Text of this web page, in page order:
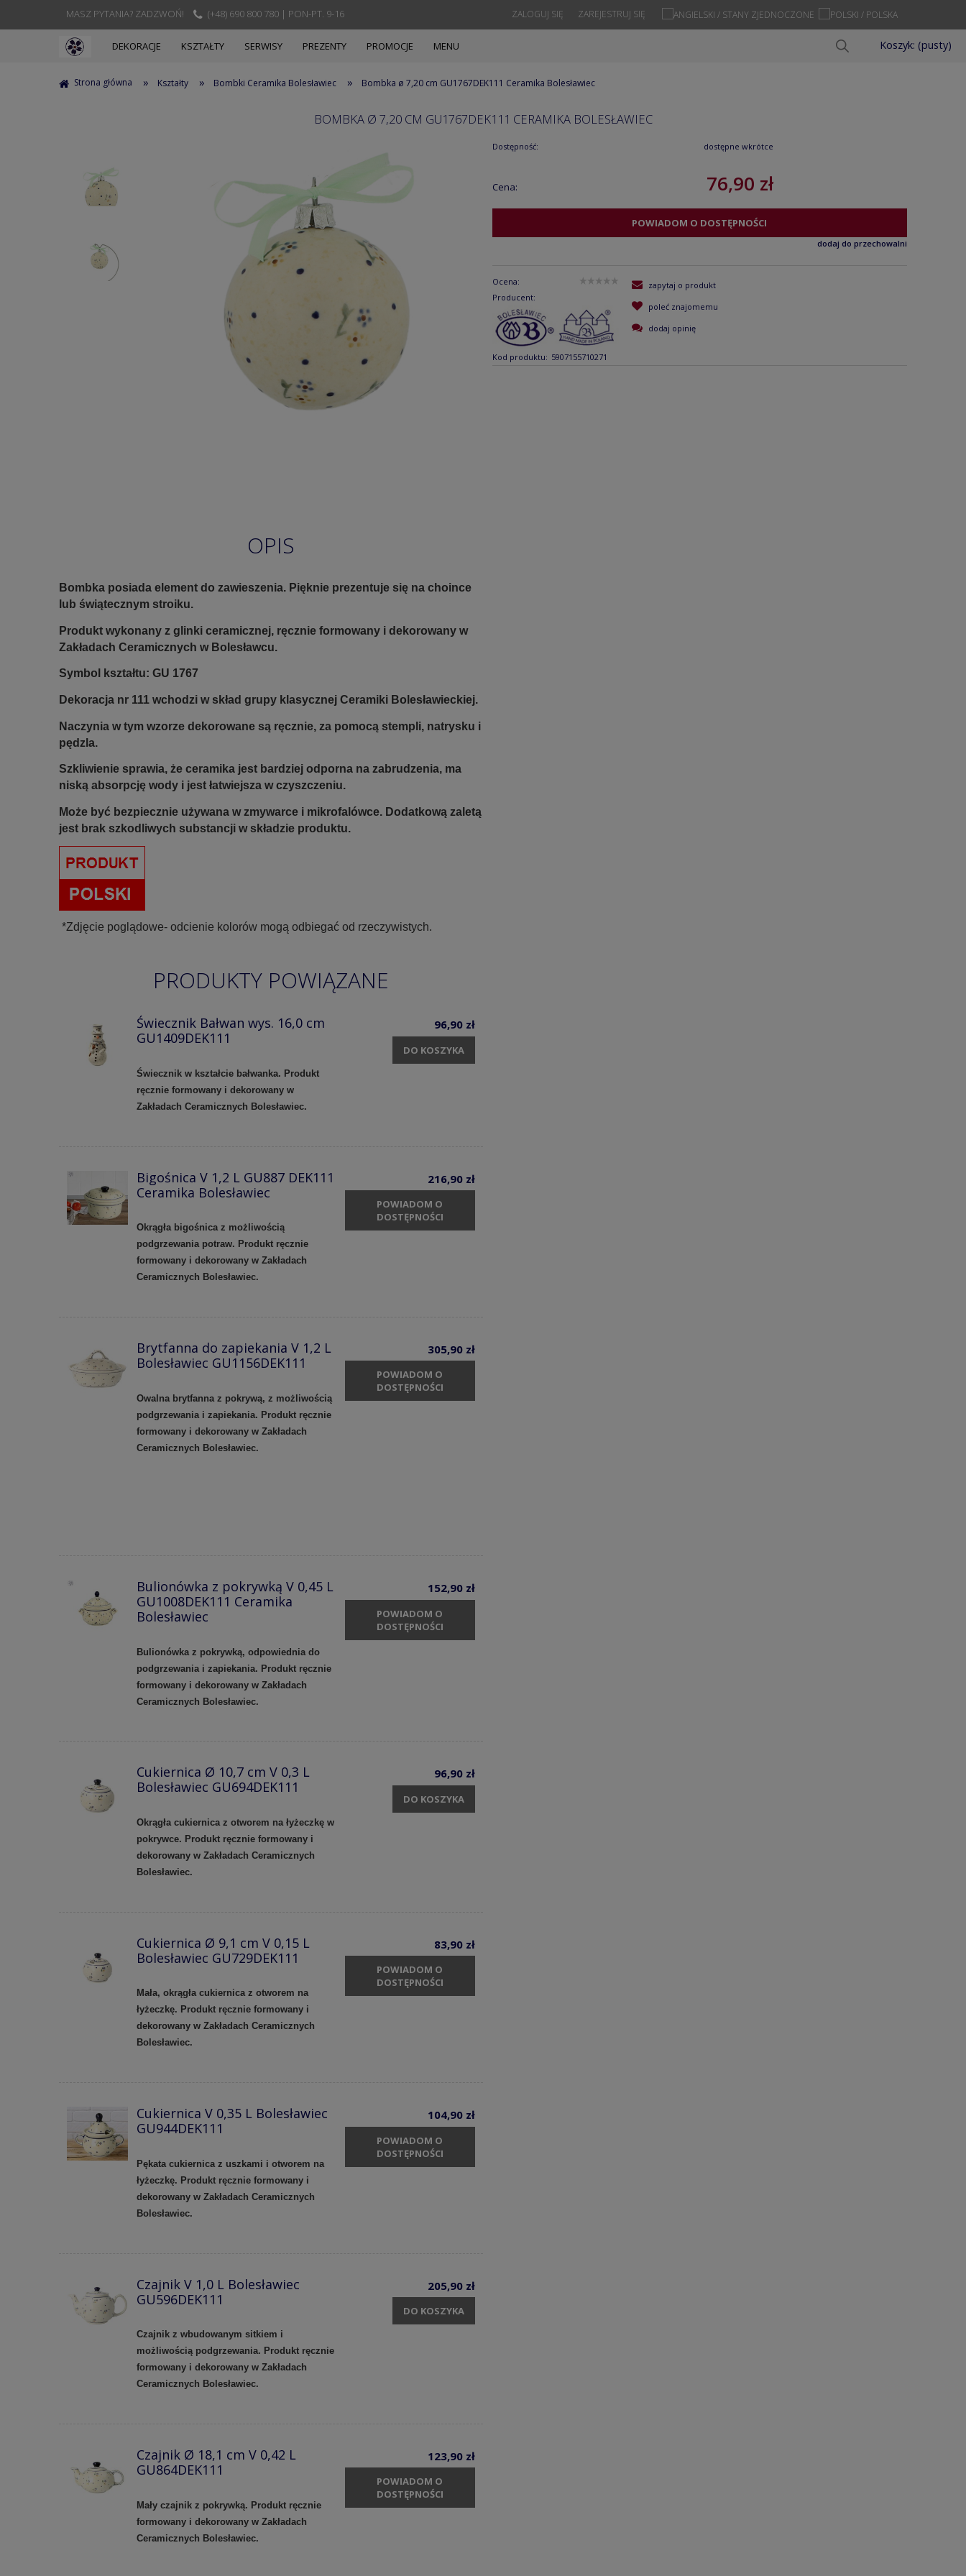
MASZ PYTANIA? ZADZWOŃ! (+48) 690 800 780 | PON-PT. 9-16 ZAREJESTRUJ SIĘ
ZALOGUJ SIĘ
Koszyk: (pusty)
DEKORACJE KSZTAŁTY SERWISY PREZENTY PROMOCJE MENU
Strona główna » Kształty » Bombki Ceramika Bolesławiec » Bombka ø 7,20 cm GU1767DEK111 Ceramika Bolesławiec
BOMBKA Ø 7,20 CM GU1767DEK111 CERAMIKA BOLESŁAWIEC
Dostępność: dostępne wkrótce
Cena: 76,90 zł
POWIADOM O DOSTĘPNOŚCI
dodaj do przechowalni
Ocena:
Producent:
Kod produktu: 5907155710271
zapytaj o produkt
poleć znajomemu
dodaj opinię
OPIS
Bombka posiada element do zawieszenia. Pięknie prezentuje się na choince
lub świątecznym stroiku.
Produkt wykonany z glinki ceramicznej, ręcznie formowany i dekorowany w
Zakładach Ceramicznych w Bolesławcu.
Symbol kształtu: GU 1767
Dekoracja nr 111 wchodzi w skład grupy klasycznej Ceramiki Bolesławieckiej.
Naczynia w tym wzorze dekorowane są ręcznie, za pomocą stempli, natrysku i
pędzla.
Szkliwienie sprawia, że ceramika jest bardziej odporna na zabrudzenia, ma
niską absorpcję wody i jest łatwiejsza w czyszczeniu.
Może być bezpiecznie używana w zmywarce i mikrofalówce. Dodatkową zaletą
jest brak szkodliwych substancji w składzie produktu.
*Zdjęcie poglądowe- odcienie kolorów mogą odbiegać od rzeczywistych.
PRODUKTY POWIĄZANE
Świecznik Bałwan wys. 16,0 cm
GU1409DEK111
Świecznik w kształcie bałwanka. Produkt
ręcznie formowany i dekorowany w
Zakładach Ceramicznych Bolesławiec.
96,90 zł
DO KOSZYKA
Bigośnica V 1,2 L GU887 DEK111
Ceramika Bolesławiec
Okrągła bigośnica z możliwością
podgrzewania potraw. Produkt ręcznie
formowany i dekorowany w Zakładach
Ceramicznych Bolesławiec.
216,90 zł
POWIADOM O
DOSTĘPNOŚCI
Brytfanna do zapiekania V 1,2 L
Bolesławiec GU1156DEK111
Owalna brytfanna z pokrywą, z możliwością
podgrzewania i zapiekania. Produkt ręcznie
formowany i dekorowany w Zakładach
Ceramicznych Bolesławiec.
305,90 zł
POWIADOM O
DOSTĘPNOŚCI
Bulionówka z pokrywką V 0,45 L
GU1008DEK111 Ceramika
Bolesławiec
Bulionówka z pokrywką, odpowiednia do
podgrzewania i zapiekania. Produkt ręcznie
formowany i dekorowany w Zakładach
Ceramicznych Bolesławiec.
152,90 zł
POWIADOM O
DOSTĘPNOŚCI
Cukiernica Ø 10,7 cm V 0,3 L
Bolesławiec GU694DEK111
Okrągła cukiernica z otworem na łyżeczkę w
pokrywce. Produkt ręcznie formowany i
dekorowany w Zakładach Ceramicznych
Bolesławiec.
96,90 zł
DO KOSZYKA
Cukiernica Ø 9,1 cm V 0,15 L
Bolesławiec GU729DEK111
Mała, okrągła cukiernica z otworem na
łyżeczkę. Produkt ręcznie formowany i
dekorowany w Zakładach Ceramicznych
Bolesławiec.
83,90 zł
POWIADOM O
DOSTĘPNOŚCI
Cukiernica V 0,35 L Bolesławiec
GU944DEK111
Pękata cukiernica z uszkami i otworem na
łyżeczkę. Produkt ręcznie formowany i
dekorowany w Zakładach Ceramicznych
Bolesławiec.
104,90 zł
POWIADOM O
DOSTĘPNOŚCI
Czajnik V 1,0 L Bolesławiec
GU596DEK111
Czajnik z wbudowanym sitkiem i
możliwością podgrzewania. Produkt ręcznie
formowany i dekorowany w Zakładach
Ceramicznych Bolesławiec.
205,90 zł
DO KOSZYKA
Czajnik Ø 18,1 cm V 0,42 L
GU864DEK111
Mały czajnik z pokrywką. Produkt ręcznie
formowany i dekorowany w Zakładach
Ceramicznych Bolesławiec.
123,90 zł
POWIADOM O
DOSTĘPNOŚCI